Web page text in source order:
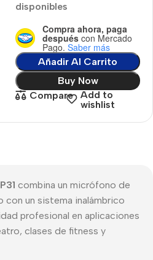
disponibles
Compra ahora, paga
después con Mercado
Pago. Saber más
Añadir Al Carrito
Buy Now
Compare
Add to
wishlist
combina un micrófono de
un sistema inalámbrico
profesional en aplicaciones
clases de fitness y